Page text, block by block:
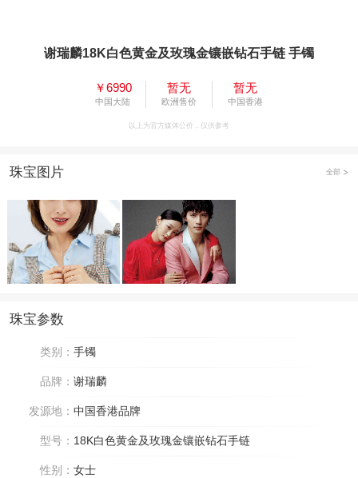
谢瑞麟18K白色黄金及玫瑰金镶嵌钻石手链 手镯
￥6990
中国大陆
暂无
欧洲售价
暂无
中国香港
以上为官方媒体公价，仅供参考
珠宝图片 全部
珠宝参数
类别： 手镯
品牌： 谢瑞麟
发源地： 中国香港品牌
型号： 18K白色黄金及玫瑰金镶嵌钻石手链
性别： 女士